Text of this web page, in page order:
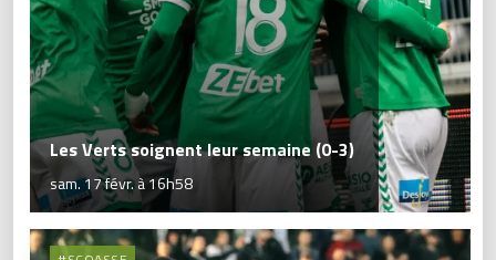
Les Verts soignent leur semaine (0-3)
sam. 17 févr. à 16h58